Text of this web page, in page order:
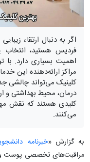
اگر به دنبال ارتقاء
فردیس هستید،
اهمیت بسیاری دارد.
مراکز ارائه‌دهنده این
کلینیک می‌تواند چالشی
درمان، محیط بهداشتی و
کلیدی هستند که نقش
می‌کنند.
به گزارش «خبرنامه
مراقبت‌های تخصصی پوست و